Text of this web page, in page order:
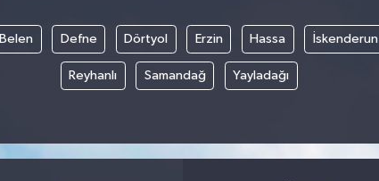
Belen Defne Dörtyol Erzin Hassa İskenderun
Reyhanlı Samandağ Yayladağı